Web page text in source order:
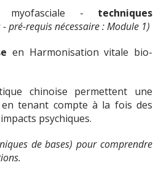
myofasciale - techniques
pré-requis nécessaire : Module 1)
en Harmonisation vitale bio-
chinoise permettent une
tenant compte à la fois des
psychiques.
de bases) pour comprendre